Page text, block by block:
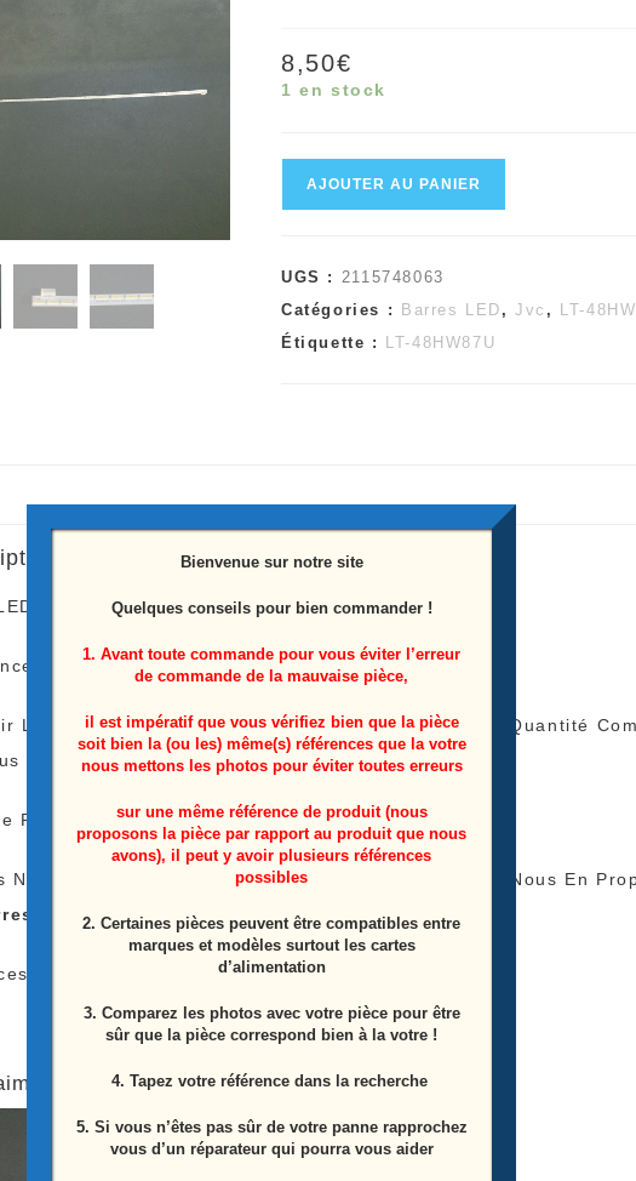
8,50€
1 en stock
quantité
de
LEDS
télé
Jvc
7020PKG
66EA
AJOUTER AU PANIER
UGS : 2115748063
Catégories :
Barres LED ,Jvc ,
LT-
Étiquette :
LT-48HW87U
télé JvcLT-48HW87U
17ELB48ULR4 7020PKG 66EA L-Type
Le Tarif De Livraison Est Le Même Peu Importe La Quantité
Payer Qu’une Fois Les Frais De Livraison !
N’avez Pas L’appareil Pour Tester Vos Barres LEDS Nous En
LEDS
Proviens D’une Télé Écran Casser
peut-être aussi…
Bienvenue sur notre site
Quelques conseils pour bien commander !
1. Avant toute commande pour vous éviter l’erreur
de commande de la mauvaise pièce,
il est impératif que vous vérifiez bien que la pièce
soit bien la (ou les) même(s) références que la votre
nous mettons les photos pour éviter toutes erreurs
sur une même référence de produit (nous
proposons la pièce par rapport au produit que nous
avons), il peut y avoir plusieurs références
possibles
2. Certaines pièces peuvent être compatibles entre
marques et modèles surtout les cartes
d’alimentation
3. Comparez les photos avec votre pièce pour être
sûr que la pièce correspond bien à la votre !
4. Tapez votre référence dans la recherche
5. Si vous n’êtes pas sûr de votre panne rapprochez
vous d’un réparateur qui pourra vous aider